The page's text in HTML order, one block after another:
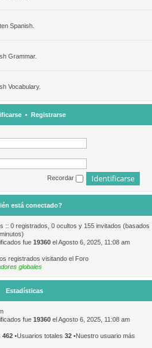
Spanish.
Grammar.
Vocabulary.
• Registrarse
Recordar
está conectado?
:: 0 registrados, 0 ocultos y 155 invitados (basados
fue 19360 el Agosto 6, 2025, 11:08 am
registrados visitando el Foro
globales
Estadísticas
fue 19360 el Agosto 6, 2025, 11:08 am
462 •Usuarios totales 32 •Nuestro usuario más